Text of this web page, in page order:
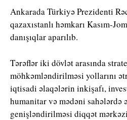
Ankarada Türkiyə Prezidenti
qazaxıstanlı həmkarı Kasım-
danışıqlar aparılıb.
Tərəflər iki dövlət arasında
möhkəmləndirilməsi yollarını
iqtisadi əlaqələrin inkişafı,
humanitar və mədəni sahələrdə
genişləndirilməsi diqqət